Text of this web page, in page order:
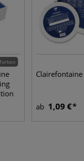
ab 1,09 €